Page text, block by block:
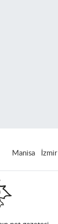
Manisa İzmir